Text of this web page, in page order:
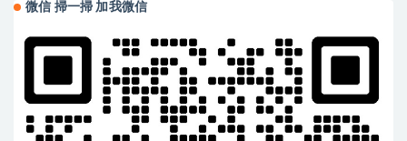
微信 掃一掃 加我微信